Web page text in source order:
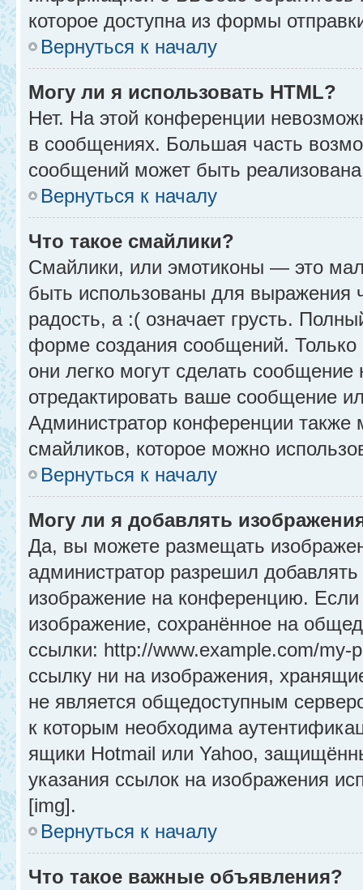
которое доступна из формы
Вернуться к началу
Могу ли я использовать HTML?
Нет. На этой конференции
в сообщениях. Большая часть
сообщений может быть
Вернуться к началу
Что такое смайлики?
Смайлики, или эмотиконы — это
быть использованы для выражения
радость, а :( означает грусть.
форме создания сообщений. Только
они легко могут сделать
отредактировать ваше сообщение
Администратор конференции также
смайликов, которое можно
Вернуться к началу
Могу ли я добавлять
Да, вы можете размещать
администратор разрешил
изображение на конференцию.
изображение, сохранённое на
ссылки: http://www.example.com/
ссылку ни на изображения,
не является общедоступным
к которым необходима
ящики Hotmail или Yahoo,
указания ссылок на изображения
[img].
Вернуться к началу
Что такое важные объявления?